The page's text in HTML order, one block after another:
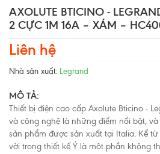
AXOLUTE BTICINO -
2 CỰC 1M 16A – XÁM –
Liên hệ
Nhà sản xuất: Legrand
MÔ TẢ:
Thiết bị điện cao cấp Axolute Bticino -
và công nghệ là những điểm nổi bật,
sản phẩm được sản xuất tại Italia. Kể
vời trong thiết kế Ý là một phần không